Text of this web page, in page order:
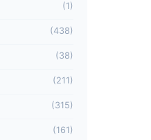
(1)
(438)
(38)
(211)
(315)
(161)